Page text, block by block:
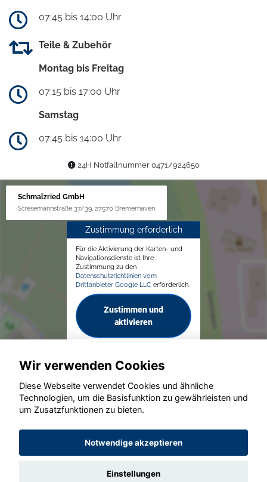
07:45 bis 14:00 Uhr
Teile & Zubehör
Montag bis Freitag
07:15 bis 17:00 Uhr
Samstag
07:45 bis 14:00 Uhr
24H Notfallnummer 0471/924650
Schmalzried GmbH
Stresemannstraße 37/39, 27570 Bremerhaven
Zustimmung erforderlich
Für die Aktivierung der Karten- und
Navigationsdienste ist Ihre
Zustimmung zu den
Datenschutzrichtlinien vom
Drittanbieter Google LLC erforderlich.
Zustimmen und
aktivieren
© konjunkturmotor.de GmbH 2020 - 2026
Wir verwenden Cookies
Diese Webseite verwendet Cookies und ähnliche
Technologien, um die Basisfunktion zu gewährleisten und
um Zusatzfunktionen zu bieten.
Notwendige akzeptieren
Einstellungen